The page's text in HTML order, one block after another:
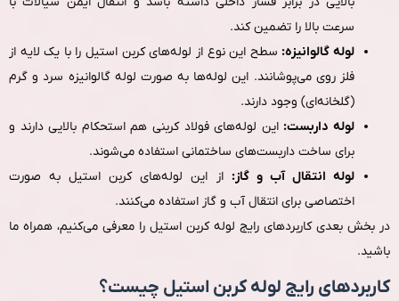
سرعت بالا را تضمین کند.
لوله گالوانیزه: سطح این نوع از لوله‌های کربن استیل را با یک لایه از
فلز روی می‌پوشانند. این لوله‌ها به‌ صورت لوله گالوانیزه سرد و گرم
(گلخانه‌ای) وجود دارند.
لوله داربست: این لوله‌های فولاد کربنی هم استحکام بالایی دارند و
برای ساخت داربست‌های ساختمانی استفاده می‌شوند.
لوله انتقال آب و گاز: از این لوله‌های کربن استیل به‌ صورت
اختصاصی برای انتقال آب و گاز استفاده می‌کنند.
در بخش بعدی کاربردهای رایج لوله کربن استیل را معرفی می‌کنیم، همراه ما
باشید.
کاربردهای رایج لوله کربن استیل چیست؟